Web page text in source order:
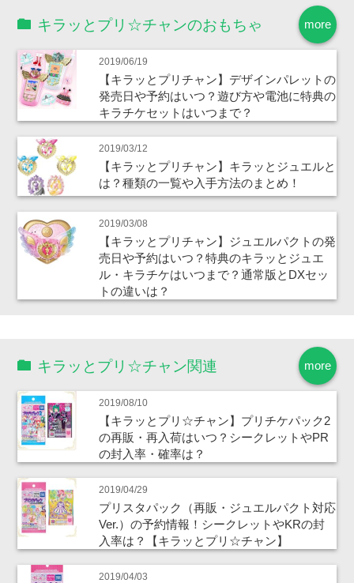
more
キラッとプリ☆チャンのおもちゃ
2019/06/19
【キラッとプリチャン】デザインパレットの
発売日や予約はいつ？遊び方や電池に特典の
キラチケセットはいつまで？
2019/03/12
【キラッとプリチャン】キラッとジュエルと
は？種類の一覧や入手方法のまとめ！
2019/03/08
【キラッとプリチャン】ジュエルパクトの発
売日や予約はいつ？特典のキラッとジュエ
ル・キラチケはいつまで？通常版とDXセッ
トの違いは？
more
キラッとプリ☆チャン関連
2019/08/10
【キラッとプリ☆チャン】プリチケパック2
の再販・再入荷はいつ？シークレットやPR
の封入率・確率は？
2019/04/29
プリスタパック（再販・ジュエルパクト対応
Ver.）の予約情報！シークレットやKRの封
入率は？【キラッとプリ☆チャン】
2019/04/03